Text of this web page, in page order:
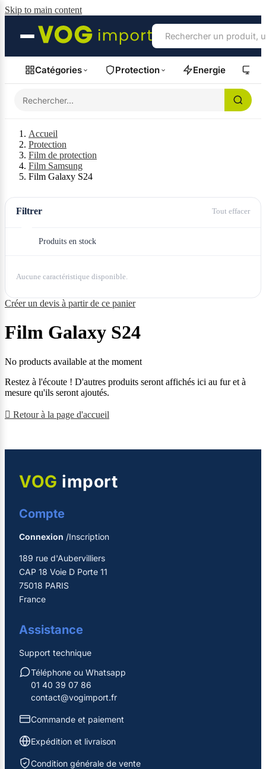
Skip to main content
Catégories Protection Energie
Accueil
Protection
Film de protection
Film Samsung
Film Galaxy S24
Filtrer Tout effacer
Produits en stock
Aucune caractéristique disponible.
Créer un devis à partir de ce panier
Film Galaxy S24
No products available at the moment
Restez à l'écoute ! D'autres produits seront affichés ici au fur et à
mesure qu'ils seront ajoutés.
 Retour à la page d'accueil
VOG import
Compte
Connexion /Inscription
189 rue d'Aubervilliers
CAP 18 Voie D Porte 11
75018 PARIS
France
Assistance
Support technique
Téléphone ou Whatsapp
01 40 39 07 86
contact@vogimport.fr
Commande et paiement
Expédition et livraison
Condition générale de vente